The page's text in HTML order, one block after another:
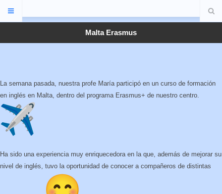
Malta Erasmus
La semana pasada, nuestra profe María participó en un curso de formación
en inglés en Malta, dentro del programa Erasmus+ de nuestro centro.
Ha sido una experiencia muy enriquecedora en la que, además de mejorar su
nivel de inglés, tuvo la oportunidad de conocer a compañeros de distintas